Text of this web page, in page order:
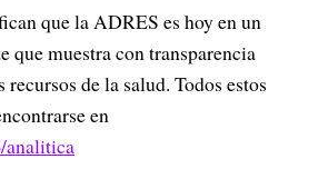
que la ADRES es hoy en un
que muestra con transparencia
recursos de la salud. Todos estos
en
analitica